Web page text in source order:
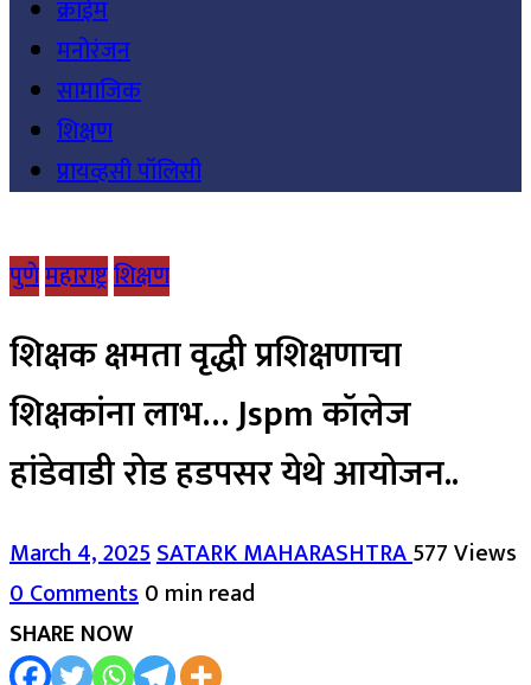
क्राईम
मनोरंजन
सामाजिक
शिक्षण
प्रायव्हसी पॉलिसी
पुणेमहाराष्ट्रशिक्षण
शिक्षक क्षमता वृद्धी प्रशिक्षणाचा
शिक्षकांना लाभ… Jspm कॉलेज
हांडेवाडी रोड हडपसर येथे आयोजन..
March 4, 2025SATARK MAHARASHTRA577 Views
0 Comments0 min read
SHARE NOW